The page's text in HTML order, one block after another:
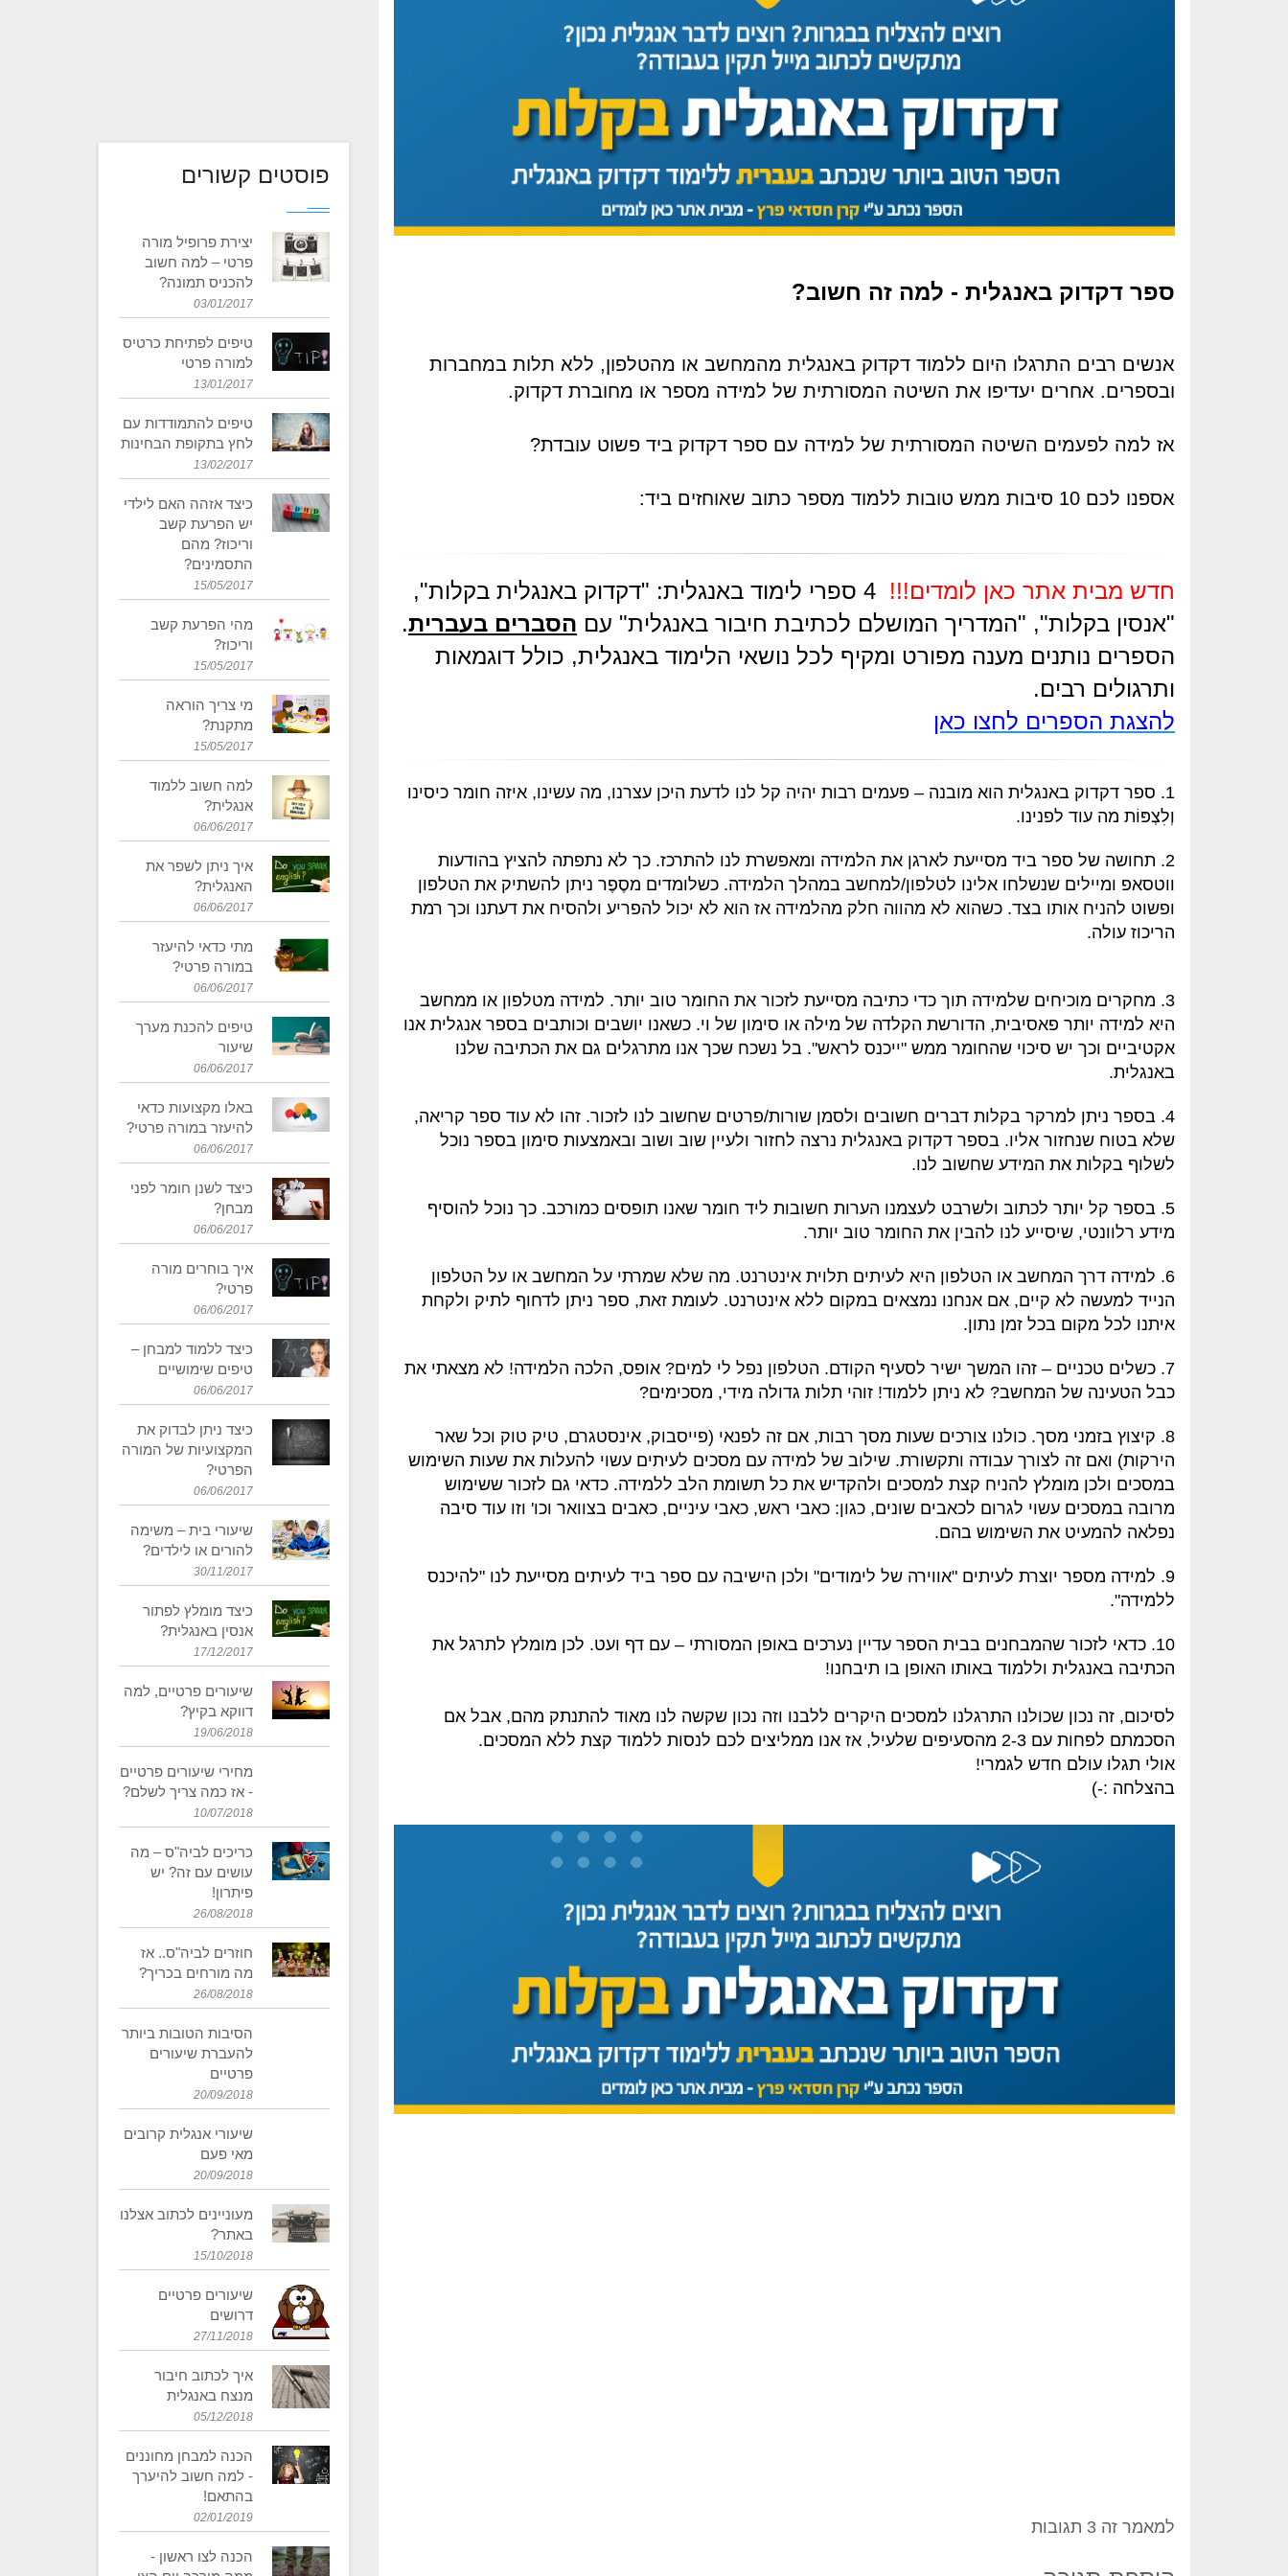
ספר דקדוק באנגלית - למה זה חשוב?
אנשים רבים התרגלו היום ללמוד דקדוק באנגלית מהמחשב או מהטלפון, ללא תלות במחברות
ובספרים. אחרים יעדיפו את השיטה המסורתית של למידה מספר או מחוברת דקדוק.
אז למה לפעמים השיטה המסורתית של למידה עם ספר דקדוק ביד פשוט עובדת?
אספנו לכם 10 סיבות ממש טובות ללמוד מספר כתוב שאוחזים ביד:
חדש מבית אתר כאן לומדים!!!
: "דקדוק באנגלית בקלות",
"אנסין בקלות", "המדריך המושלם לכתיבת חיבור באנגלית" עם הסברים בעברית.
הספרים נותנים מענה מפורט ומקיף לכל נושאי הלימוד באנגלית, כולל דוגמאות
ותרגולים רבים.
להצגת הספרים לחצו כאן
1. ספר דקדוק באנגלית הוא מובנה – פעמים רבות יהיה קל לנו לדעת היכן עצרנו, מה עשינו, איזה חומר כיסינו
וְלִצְפּוֹת מה עוד לפנינו.
2. תחושה של ספר ביד מסייעת לארגן את הלמידה ומאפשרת לנו להתרכז. כך לא נתפתה להציץ בהודעות
ווטסאפ ומיילים שנשלחו אלינו לטלפון/למחשב במהלך הלמידה. כשלומדים מסֶפֶר ניתן להשתיק את הטלפון
ופשוט להניח אותו בצד. כשהוא לא מהווה חלק מהלמידה אז הוא לא יכול להפריע ולהסיח את דעתנו וכך רמת
הריכוז עולה.
3. מחקרים מוכיחים שלמידה תוך כדי כתיבה מסייעת לזכור את החומר טוב יותר. למידה מטלפון או ממחשב
היא למידה יותר פאסיבית, הדורשת הקלדה של מילה או סימון של וי. כשאנו יושבים וכותבים בספר אנגלית אנו
אקטיביים וכך יש סיכוי שהחומר ממש "ייכנס לראש". בל נשכח שכך אנו מתרגלים גם את הכתיבה שלנו
באנגלית.
4. בספר ניתן למרקר בקלות דברים חשובים ולסמן שורות/פרטים שחשוב לנו לזכור. זהו לא עוד ספר קריאה,
שלא בטוח שנחזור אליו. בספר דקדוק באנגלית נרצה לחזור ולעיין שוב ושוב ובאמצעות סימון בספר נוכל
לשלוף בקלות את המידע שחשוב לנו.
5. בספר קל יותר לכתוב ולשרבט לעצמנו הערות חשובות ליד חומר שאנו תופסים כמורכב. כך נוכל להוסיף
מידע רלוונטי, שיסייע לנו להבין את החומר טוב יותר.
6. למידה דרך המחשב או הטלפון היא לעיתים תלוית אינטרנט. מה שלא שמרתי על המחשב או על הטלפון
הנייד למעשה לא קיים, אם אנחנו נמצאים במקום ללא אינטרנט. לעומת זאת, ספר ניתן לדחוף לתיק ולקחת
איתנו לכל מקום בכל זמן נתון.
7. כשלים טכניים – זהו המשך ישיר לסעיף הקודם. הטלפון נפל לי למים? אופס, הלכה הלמידה! לא מצאתי את
כבל הטעינה של המחשב? לא ניתן ללמוד! זוהי תלות גדולה מידי, מסכימים?
8. קיצוץ בזמני מסך. כולנו צורכים שעות מסך רבות, אם זה לפנאי (פייסבוק, אינסטגרם, טיק טוק וכל שאר
הירקות) ואם זה לצורך עבודה ותקשורת. שילוב של למידה עם מסכים לעיתים עשוי להעלות את שעות השימוש
במסכים ולכן מומלץ להניח קצת למסכים ולהקדיש את כל תשומת הלב ללמידה. כדאי גם לזכור ששימוש
מרובה במסכים עשוי לגרום לכאבים שונים, כגון: כאבי ראש, כאבי עיניים, כאבים בצוואר וכו' וזו עוד סיבה
נפלאה להמעיט את השימוש בהם.
9. למידה מספר יוצרת לעיתים "אווירה של לימודים" ולכן הישיבה עם ספר ביד לעיתים מסייעת לנו "להיכנס
ללמידה".
10. כדאי לזכור שהמבחנים בבית הספר עדיין נערכים באופן המסורתי – עם דף ועט. לכן מומלץ לתרגל את
הכתיבה באנגלית וללמוד באותו האופן בו תיבחנו!
לסיכום, זה נכון שכולנו התרגלנו למסכים היקרים ללבנו וזה נכון שקשה לנו מאוד להתנתק מהם, אבל אם
הסכמתם לפחות עם 2-3 מהסעיפים שלעיל, אז אנו ממליצים לכם לנסות ללמוד קצת ללא המסכים.
אולי תגלו עולם חדש לגמרי!
בהצלחה :-)
למאמר זה 3 תגובות
פוסטים קשורים
יצירת פרופיל מורה
פרטי – למה חשוב
להכניס תמונה?
03/01/2017
טיפים לפתיחת כרטיס
למורה פרטי
13/01/2017
טיפים להתמודדות עם
לחץ בתקופת הבחינות
13/02/2017
כיצד אזהה האם לילדי
יש הפרעת קשב
וריכוז? מהם
התסמינים?
15/05/2017
מהי הפרעת קשב
וריכוז?
15/05/2017
מי צריך הוראה
מתקנת?
15/05/2017
למה חשוב ללמוד
אנגלית?
06/06/2017
איך ניתן לשפר את
האנגלית?
06/06/2017
מתי כדאי להיעזר
במורה פרטי?
06/06/2017
טיפים להכנת מערך
שיעור
06/06/2017
באלו מקצועות כדאי
להיעזר במורה פרטי?
06/06/2017
כיצד לשנן חומר לפני
מבחן?
06/06/2017
איך בוחרים מורה
פרטי?
06/06/2017
כיצד ללמוד למבחן –
טיפים שימושיים
06/06/2017
כיצד ניתן לבדוק את
המקצועיות של המורה
הפרטי?
06/06/2017
​שיעורי בית – משימה
להורים או לילדים?
30/11/2017
כיצד מומלץ לפתור
אנסין באנגלית?
17/12/2017
שיעורים פרטיים, למה
דווקא בקיץ?
19/06/2018
מחירי שיעורים פרטיים
- אז כמה צריך לשלם?
10/07/2018
כריכים לביה"ס – מה
עושים עם זה? יש
פיתרון!
26/08/2018
חוזרים לביה"ס.. אז
מה מורחים בכריך?
26/08/2018
​הסיבות הטובות ביותר
להעברת שיעורים
פרטיים
20/09/2018
​שיעורי אנגלית קרובים
מאי פעם
20/09/2018
מעוניינים לכתוב אצלנו
באתר?
15/10/2018
שיעורים פרטיים
דרושים
27/11/2018
איך לכתוב חיבור
מנצח באנגלית
05/12/2018
הכנה למבחן מחוננים
- למה חשוב להיערך
בהתאם!
02/01/2019
​הכנה לצו ראשון -